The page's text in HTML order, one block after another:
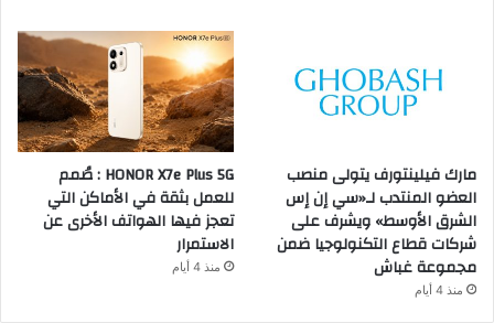
مارك فيلينتورف يتولى منصب
العضو المنتدب لـ«سي إن إس
الشرق الأوسط» ويشرف على
شركات قطاع التكنولوجيا ضمن
مجموعة غباش
منذ 4 أيام
HONOR X7e Plus 5G : صُمم
للعمل بثقة في الأماكن التي
تعجز فيها الهواتف الأخرى عن
الاستمرار
منذ 4 أيام